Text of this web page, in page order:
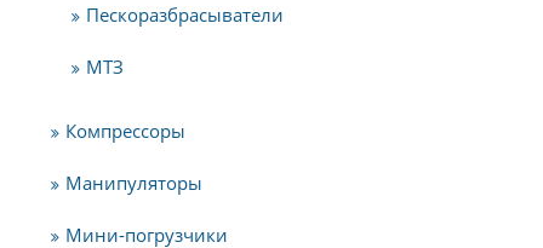
Пескоразбрасыватели
МТЗ
Компрессоры
Манипуляторы
Мини-погрузчики